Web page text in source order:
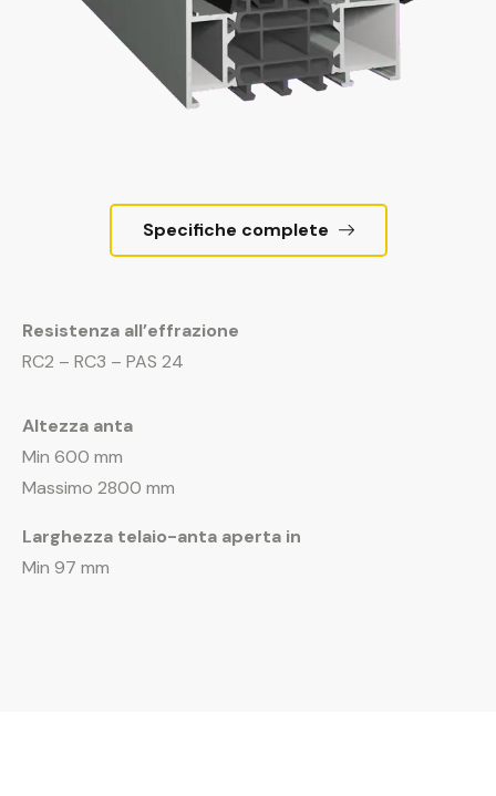
Specifiche complete
Resistenza all’effrazione
RC2 – RC3 – PAS 24
Altezza anta
Min 600 mm
Massimo 2800 mm
Larghezza telaio-anta aperta in
Min 97 mm